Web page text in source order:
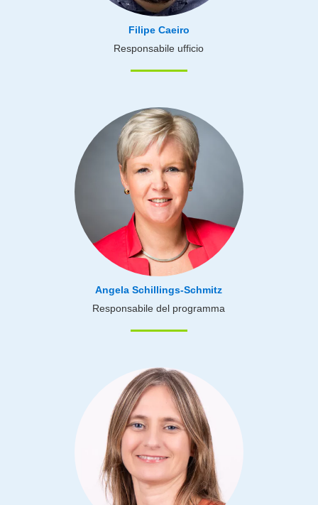
Filipe Caeiro
Responsabile ufficio
Angela Schillings-Schmitz
Responsabile del programma